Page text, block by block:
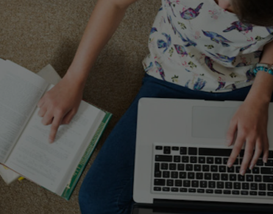
Post Merger Integration
Business Strategy
Market Strategy & Screening
Analysis
Performance Transformation